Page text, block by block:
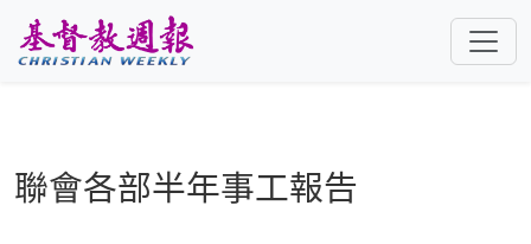
聯會各部半年事工報告